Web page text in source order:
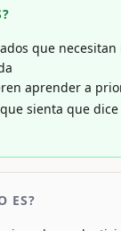
que
aprender a
sienta que
ES?